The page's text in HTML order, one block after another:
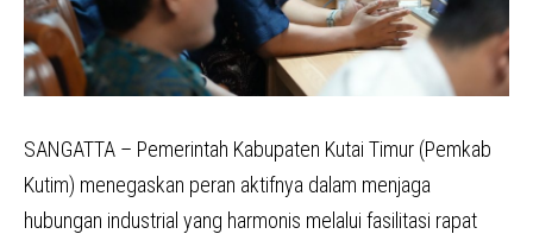
SANGATTA – Pemerintah Kabupaten Kutai Timur (Pemkab
Kutim) menegaskan peran aktifnya dalam menjaga
hubungan industrial yang harmonis melalui fasilitasi rapat